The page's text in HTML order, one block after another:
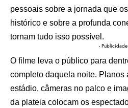
pessoais sobre a jornada que
histórico e sobre a profunda
tornam tudo isso possível.
- Publicidade
O filme leva o público para
completo daquela noite. Planos
estádio, câmeras no palco e
da plateia colocam os